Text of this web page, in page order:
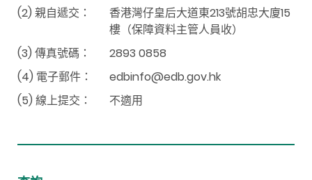
(2) 親自遞交：
香港灣仔皇后大道東213號胡忠大廈15
樓（保障資料主管人員收）
(3) 傳真號碼：
2893 0858
(4) 電子郵件：
edbinfo@edb.gov.hk
(5) 線上提交：
不適用